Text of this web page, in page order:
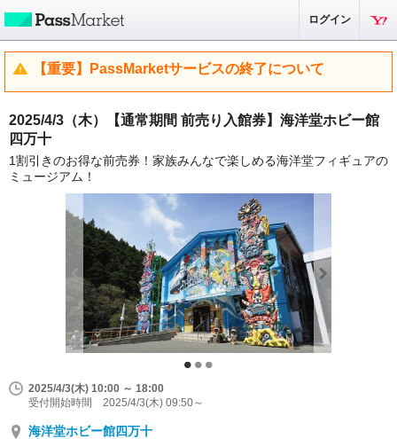
ログイン
【重要】PassMarketサービスの終了について
2025/4/3（木）【通常期間 前売り入館券】海洋堂ホビー館
四万十
1割引きのお得な前売券！家族みんなで楽しめる海洋堂フィギュアの
ミュージアム！
2025/4/3(木) 10:00 ～ 18:00
受付開始時間 2025/4/3(木) 09:50～
海洋堂ホビー館四万十